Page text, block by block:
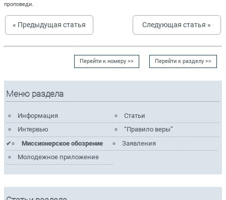
проповеди.
« Предыдущая статья Следующая статья »
Перейти к разделу >>
Перейти к номеру >>
Меню раздела
Информация
Статьи
Интервью
“Правило веры”
Миссионерское обозрение
Заявления
Молодежное приложение